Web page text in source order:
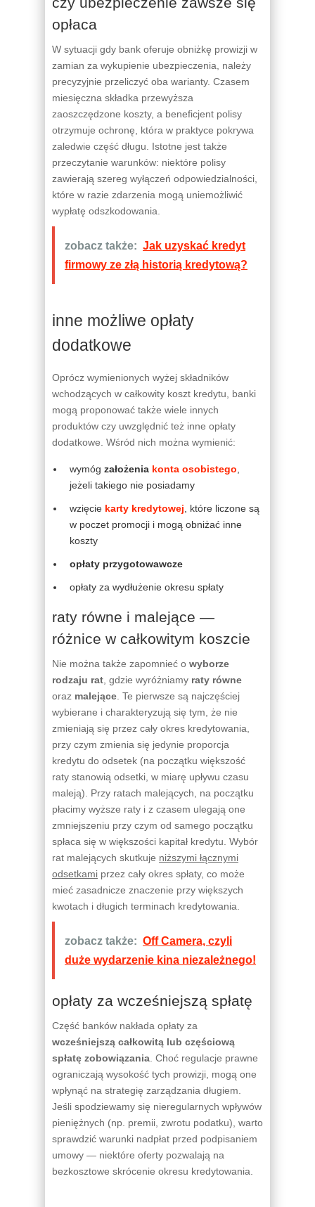
opłaca
W sytuacji gdy bank oferuje obniżkę prowizji w
zamian za wykupienie ubezpieczenia, należy
precyzyjnie przeliczyć oba warianty. Czasem
miesięczna składka przewyższa
zaoszczędzone koszty, a beneficjent polisy
otrzymuje ochronę, która w praktyce pokrywa
zaledwie część długu. Istotne jest także
przeczytanie warunków: niektóre polisy
zawierają szereg wyłączeń odpowiedzialności,
które w razie zdarzenia mogą uniemożliwić
wypłatę odszkodowania.
zobacz także: Jak uzyskać kredyt
firmowy ze złą historią kredytową?
inne możliwe opłaty
dodatkowe
Oprócz wymienionych wyżej składników
wchodzących w całkowity koszt kredytu, banki
mogą proponować także wiele innych
produktów czy uwzględnić też inne opłaty
dodatkowe. Wśród nich można wymienić:
wymóg założenia konta osobistego
jeżeli takiego nie posiadamy
wzięcie karty kredytowej , które liczone są
w poczet promocji i mogą obniżać inne
koszty
opłaty przygotowawcze
opłaty za wydłużenie okresu spłaty
raty równe i malejące —
różnice w całkowitym koszcie
Nie można także zapomnieć o wyborze
rodzaju rat , gdzie wyróżniamy raty równe
oraz malejące . Te pierwsze są najczęściej
wybierane i charakteryzują się tym, że nie
zmieniają się przez cały okres kredytowania,
przy czym zmienia się jedynie proporcja
kredytu do odsetek (na początku większość
raty stanowią odsetki, w miarę upływu czasu
maleją). Przy ratach malejących, na początku
płacimy wyższe raty i z czasem ulegają one
zmniejszeniu przy czym od samego początku
spłaca się w większości kapitał kredytu. Wybór
rat malejących skutkuje niższymi łącznymi
odsetkami przez cały okres spłaty, co może
mieć zasadnicze znaczenie przy większych
kwotach i długich terminach kredytowania.
zobacz także: Off Camera, czyli
duże wydarzenie kina niezależnego!
opłaty za wcześniejszą spłatę
Część banków nakłada opłaty za
wcześniejszą całkowitą lub częściową
spłatę zobowiązania . Choć regulacje prawne
ograniczają wysokość tych prowizji, mogą one
wpłynąć na strategię zarządzania długiem.
Jeśli spodziewamy się nieregularnych wpływów
pieniężnych (np. premii, zwrotu podatku), warto
sprawdzić warunki nadpłat przed podpisaniem
umowy — niektóre oferty pozwalają na
bezkosztowe skrócenie okresu kredytowania.